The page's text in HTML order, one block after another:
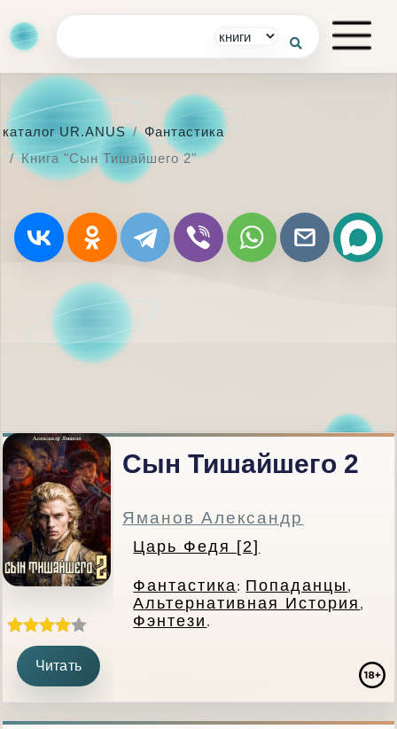
каталог UR.ANUS
Фантастика
Книга "Сын Тишайшего 2"
Читать
Сын Тишайшего 2
Яманов Александр
Царь Федя [2]
Фантастика: Попаданцы ,
Альтернативная История ,
Фэнтези .